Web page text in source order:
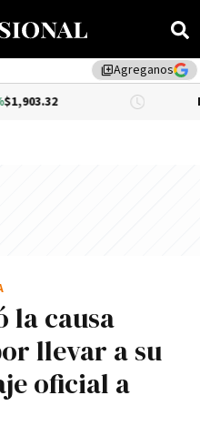
library_addAgreganos
DÓLAR BNA
la causa
llevar a su
oficial a